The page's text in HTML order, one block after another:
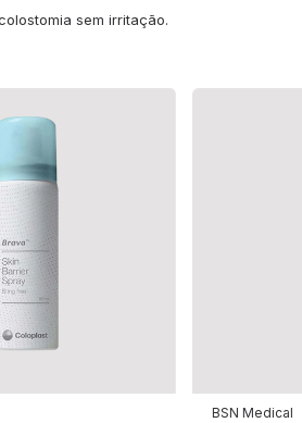
sem irritação.
BSN Medical